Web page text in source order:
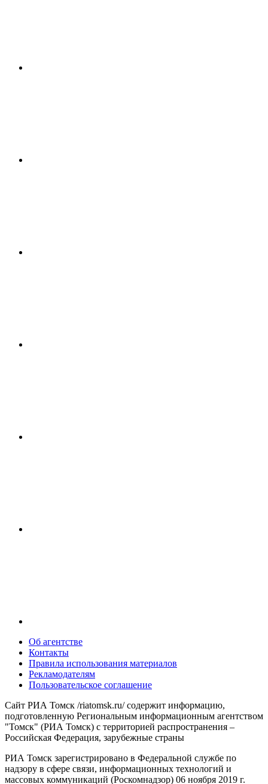
Об агентстве
Контакты
Правила использования материалов
Рекламодателям
Пользовательское соглашение
Сайт РИА Томск /riatomsk.ru/ содержит информацию,
подготовленную Региональным информационным агентством
"Томск" (РИА Томск) с территорией распространения –
Российская Федерация, зарубежные страны
РИА Томск зарегистрировано в Федеральной службе по
надзору в сфере связи, информационных технологий и
массовых коммуникаций (Роскомнадзор) 06 ноября 2019 г.